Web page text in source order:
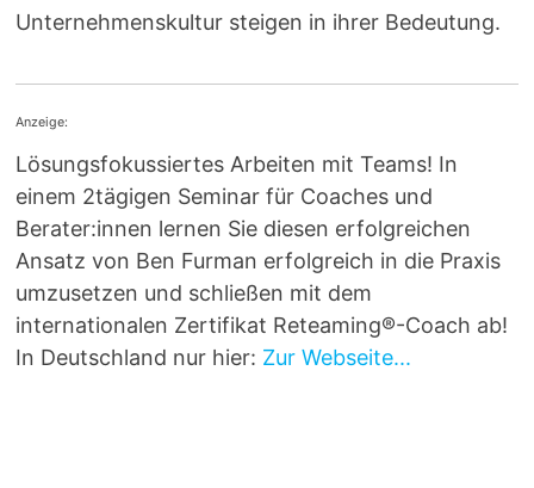
Unternehmenskultur steigen in ihrer Bedeutung.
Anzeige:
Lösungsfokussiertes Arbeiten mit Teams! In
einem 2tägigen Seminar für Coaches und
Berater:innen lernen Sie diesen erfolgreichen
Ansatz von Ben Furman erfolgreich in die Praxis
umzusetzen und schließen mit dem
internationalen Zertifikat Reteaming®-Coach ab!
In Deutschland nur hier: Zur Webseite...